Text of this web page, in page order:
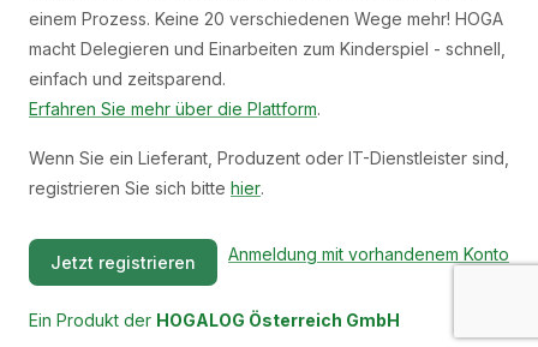
einem Prozess. Keine 20 verschiedenen Wege mehr! HOGA
macht Delegieren und Einarbeiten zum Kinderspiel - schnell,
einfach und zeitsparend.
Erfahren Sie mehr über die Plattform.
Wenn Sie ein Lieferant, Produzent oder IT-Dienstleister sind,
registrieren Sie sich bitte hier.
Jetzt registrieren Anmeldung mit vorhandenem Konto
Ein Produkt der HOGALOG Österreich GmbH